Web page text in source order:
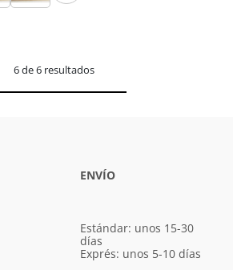
6 de 6 resultados
ENVÍO
Estándar: unos 15-30
días
Exprés: unos 5-10 días